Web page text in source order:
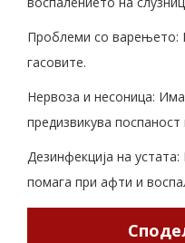
Проблеми со варењето:
гасовите.
Нервоза и несоница:
предизвикува
Дезинфекција на
помага при афти и